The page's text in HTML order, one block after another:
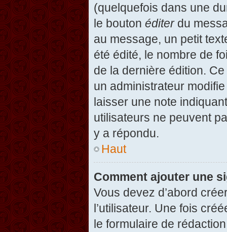
(quelquefois dans une
le bouton éditerdu
au message, un petit
été édité, le nombre de
de la dernière édition.
un administrateur
laisser une note
utilisateurs ne peuvent
y a répondu.
Haut
Comment ajouter une
Vous devez d’abord
l’utilisateur. Une fois
le formulaire de